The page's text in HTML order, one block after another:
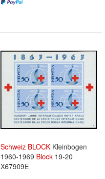
Schweiz BLOCK Kleinbogen
1960-1969 Block 19-20
X67909E